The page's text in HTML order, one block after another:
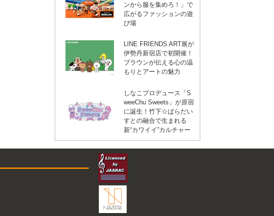
ンから服を集めろ！」で
広がるファッションの遊
び場
LINE FRIENDS ART展が
伊勢丹新宿店で初開催！
ブラウンが伝える心の温
もりとアートの魅力
しなこプロデュース「S
weeChu Sweets」が原宿
に誕生！竹下☆ぱらだい
すとの融合で生まれる
新“カワイイ”カルチャー